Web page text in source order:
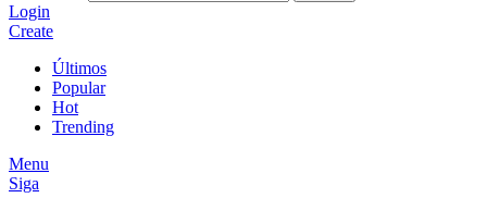
Login
Create
Últimos
Popular
Hot
Trending
Menu
Siga